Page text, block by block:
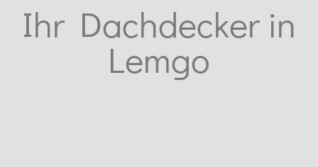
Ihr Dachdecker in
Lemgo